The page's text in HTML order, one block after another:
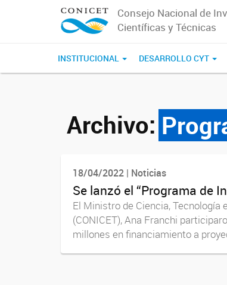
Consejo Nacional de
Científicas y Técnicas
INSTITUCIONAL DESARROLLO CYT
Archivo:
18/04/2022 | Noticias
Se lanzó el “Programa de
El Ministro de Ciencia,
(CONICET), Ana Franchi
millones en financiamiento a